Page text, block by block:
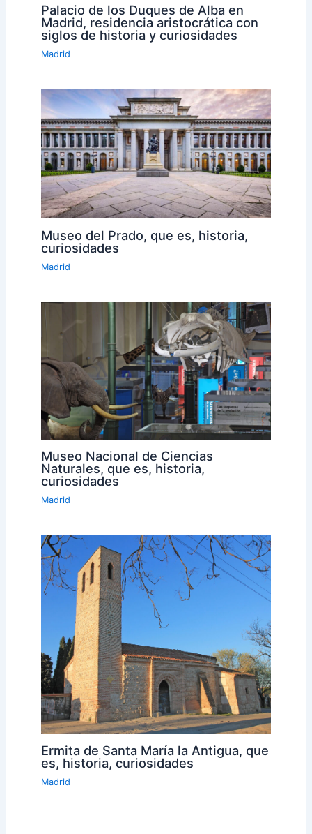
Palacio de los Duques de Alba en
Madrid, residencia aristocrática con
siglos de historia y curiosidades
Madrid
Museo del Prado, que es, historia,
curiosidades
Madrid
Museo Nacional de Ciencias
Naturales, que es, historia,
curiosidades
Madrid
Ermita de Santa María la Antigua, que
es, historia, curiosidades
Madrid